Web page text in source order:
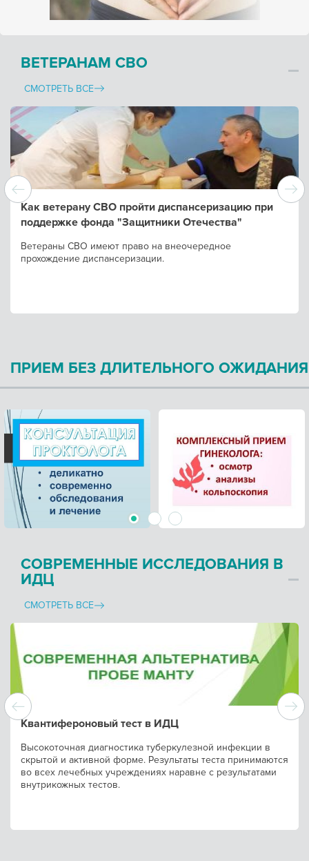
ВЕТЕРАНАМ СВО
СМОТРЕТЬ ВСЕ
Как ветерану СВО пройти диспансеризацию при
поддержке фонда "Защитники Отечества"
Ветераны СВО имеют право на внеочередное
прохождение диспансеризации.
ПРИЕМ БЕЗ ДЛИТЕЛЬНОГО ОЖИДАНИЯ
СОВРЕМЕННЫЕ ИССЛЕДОВАНИЯ В
ИДЦ
СМОТРЕТЬ ВСЕ
Квантифероновый тест в ИДЦ
Высокоточная диагностика туберкулезной инфекции в
скрытой и активной форме. Результаты теста принимаются
во всех лечебных учреждениях наравне с результатами
внутрикожных тестов.